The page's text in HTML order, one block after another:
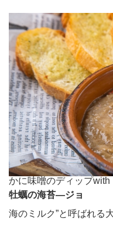
かに味噌のディップ
牡蠣の海苔―ジョ
海のミルク”と呼ばれる